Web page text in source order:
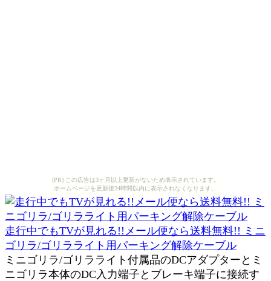
[PR] この広告は3ヶ月以上更新がないため表示されています。
ホームページを更新後24時間以内に表示されなくなります。
走行中でもTVが見れる!!メール便なら送料無料!! ミニ
ゴリラ/ゴリラライト用パーキング解除ケーブル
ミニゴリラ/ゴリラライト付属品のDCアダプターとミ
ニゴリラ本体のDC入力端子とブレーキ端子に接続す